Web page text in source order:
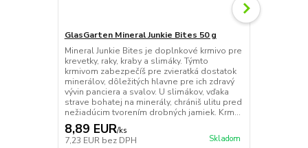
GlasGarten Mineral Junkie Bites 50 g
Mineral Junkie Bites je doplnkové krmivo pre
krevetky, raky, kraby a slimáky. Týmto
krmivom zabezpečíš pre zvieratká dostatok
minerálov, dôležitých hlavne pre ich zdravý
vývin panciera a svalov. U slimákov, vďaka
strave bohatej na minerály, chrániš ulitu pred
nežiadúcim tvorením drobných jamiek. Krm...
8,89 EUR/ks
7,23 EUR bez DPH Skladom